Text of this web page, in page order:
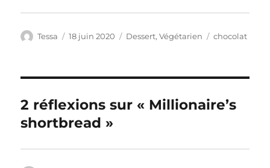
Auteur
Tessa
Publié
18 juin 2020 Catégories
Dessert,Végétarien Étiquettes
chocolat
2 réflexions sur « Millionaire’s
shortbread »